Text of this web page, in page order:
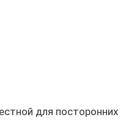
для посторонних